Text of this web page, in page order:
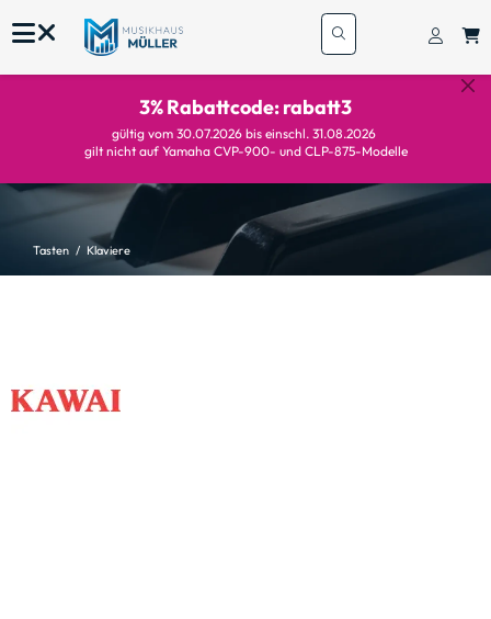
3% Rabattcode: rabatt3
gültig vom 30.07.2026 bis einschl. 31.08.2026
gilt nicht auf Yamaha CVP-900- und CLP-875-Modelle
Tasten Klaviere